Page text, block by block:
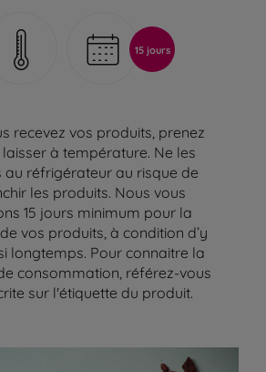
15 jours
recevez vos produits, prenez
à température. Ne les
au réfrigérateur au risque de
les produits. Nous vous
15 jours minimum pour la
vos produits, à condition d’y
longtemps. Pour connaitre la
consommation, référez-vous
sur l'étiquette du produit.